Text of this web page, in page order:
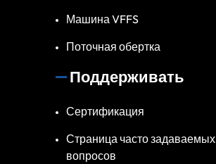
Машина VFFS
Поточная обертка
Поддерживать
Сертификация
Страница часто задаваемых
вопросов